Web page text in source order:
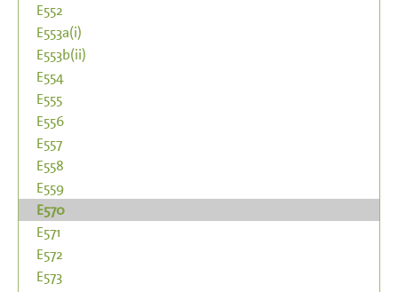
E552
E553a(i)
E553b(ii)
E554
E555
E556
E557
E558
E559
E570
E571
E572
E573